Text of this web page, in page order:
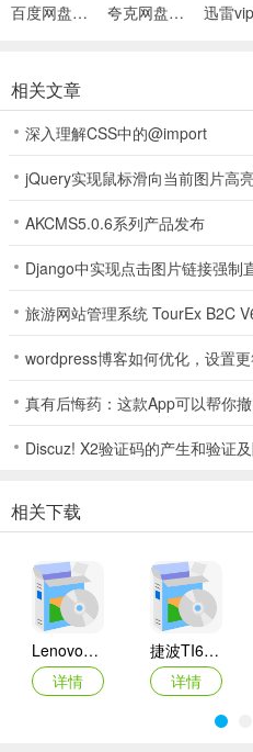
百度网盘绿色免安装Pc电脑版 夸克网盘官方正式版
相关文章
深入理解CSS中的@import
jQuery实现鼠标滑向当前图片高
AKCMS5.0.6系列产品发布
Django中实现点击图片链接强制
旅游网站管理系统 TourEx B2C
wordpress博客如何优化，设置
真有后悔药：这款App可以帮你
Discuz! X2验证码的产生和验证
相关下载
Lenovo联想 Ideapad Z465/Z565系列笔记本 声卡驱动
详情
捷波TI61AG-A主板BIOS
详情